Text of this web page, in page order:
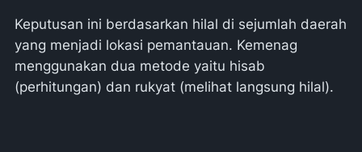
Keputusan ini berdasarkan hilal di sejumlah daerah
yang menjadi lokasi pemantauan. Kemenag
menggunakan dua metode yaitu hisab
(perhitungan) dan rukyat (melihat langsung hilal).